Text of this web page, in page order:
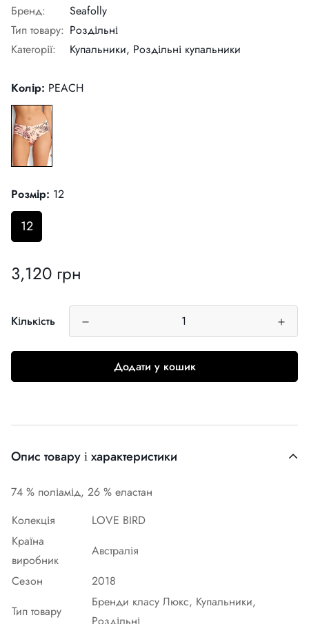
Бренд:
Seafolly
Тип товару: Роздільні
Категорії:
Купальники, Роздільні купальники
Колір: PEACH
Розмір: 12
12
Звичайна
3,120 грн
Кількість
Додати у кошик
Опис товару і характеристики
74 % поліамід, 26 % еластан
Колекція
LOVE BIRD
Країна
виробник
Австралія
Сезон
2018
Тип товару
Бренди класу Люкс, Купальники,